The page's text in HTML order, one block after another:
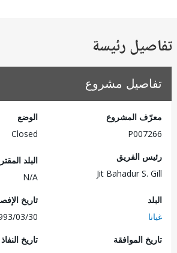
رئيسة
مشروع
المشروع
الفريق
Jit Bahadur
البلد المقترض
تاريخ الإفصاح
1993/03/30
الموافقة
تاريخ النفاذ